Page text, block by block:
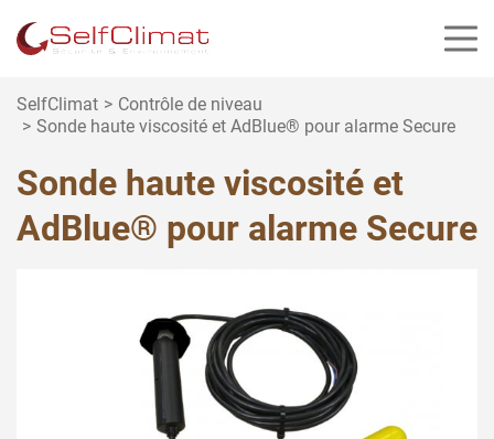
SelfClimat
Contrôle de niveau
Sonde haute viscosité et AdBlue® pour alarme Secure
Sonde haute viscosité et
AdBlue® pour alarme Secure